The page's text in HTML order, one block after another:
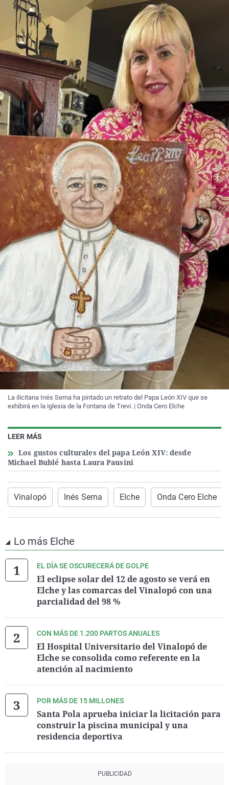
LEER MÁS
Los gustos culturales del papa León XIV: desde
Michael Bublé hasta Laura Pausini
La ilicitana Inés Serna ha pintado un retrato del Papa León XIV que se
exhibirá en la iglesia de la Fontana de Trevi. | Onda Cero Elche
Vinalopó Inés Serna Elche Onda Cero Elche
Lo más Elche
EL DÍA SE OSCURECERÁ DE GOLPE
El eclipse solar del 12 de agosto se verá en
Elche y las comarcas del Vinalopó con una
parcialidad del 98 %
CON MÁS DE 1.200 PARTOS ANUALES
El Hospital Universitario del Vinalopó de
Elche se consolida como referente en la
atención al nacimiento
POR MÁS DE 15 MILLONES
Santa Pola aprueba iniciar la licitación para
construir la piscina municipal y una
residencia deportiva